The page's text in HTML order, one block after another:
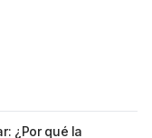
¿Por qué la